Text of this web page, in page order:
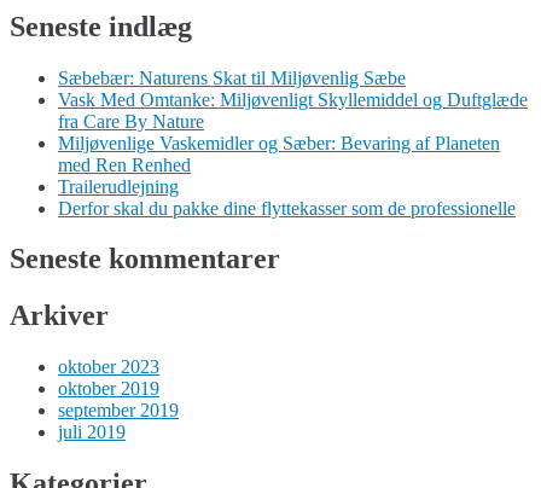
Seneste indlæg
Sæbebær: Naturens Skat til Miljøvenlig Sæbe
Vask Med Omtanke: Miljøvenligt Skyllemiddel og Duftglæde
fra Care By Nature
Miljøvenlige Vaskemidler og Sæber: Bevaring af Planeten
med Ren Renhed
Trailerudlejning
Derfor skal du pakke dine flyttekasser som de professionelle
Seneste kommentarer
Arkiver
oktober 2023
oktober 2019
september 2019
juli 2019